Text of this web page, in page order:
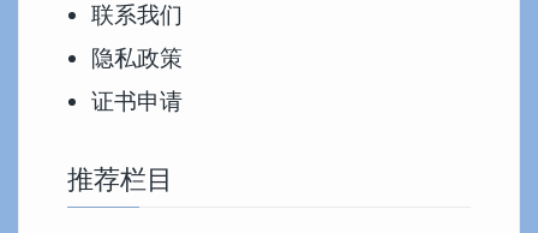
联系我们
隐私政策
证书申请
推荐栏目